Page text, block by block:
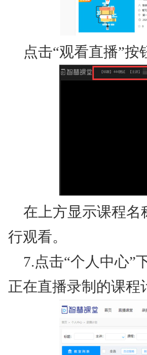
点击“观看直播”按
在上方显示课程名
行观看。
7.点击“个人中心”
正在直播录制的课程